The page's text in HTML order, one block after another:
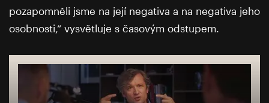
pozapomněli jsme na její negativa a na negativa jeho
osobnosti,“ vysvětluje s časovým odstupem.